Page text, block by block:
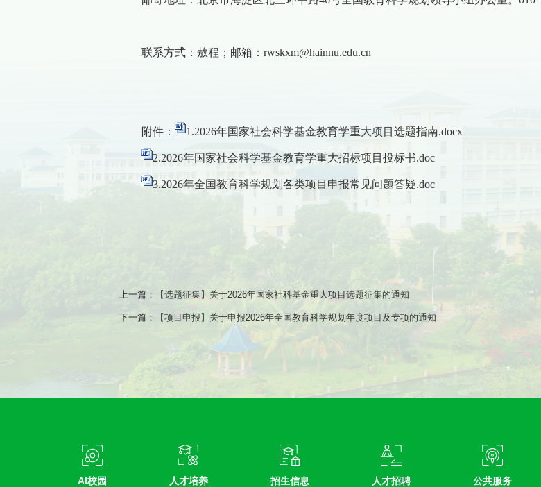
联系方式：敖程；邮箱：rwskxm@hainnu.edu.cn
附件： 1.2026年国家社会科学基金教育学重大项目选题指南.docx
2.2026年国家社会科学基金教育学重大招标项目投标书.doc
3.2026年全国教育科学规划各类项目申报常见问题答疑.doc
上一篇： 【选题征集】关于2026年国家社科基金重大项目选题征集的通知
下一篇： 【项目申报】关于申报2026年全国教育科学规划年度项目及专项的通知
AI校园 人才培养 招生信息 人才招聘 公共服务